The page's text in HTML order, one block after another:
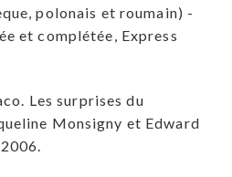
polonais et roumain) -
et complétée, Express
Les surprises du
Monsigny et Edward